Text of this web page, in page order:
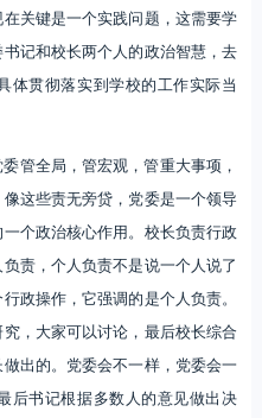
关键是一个实践问题，这需要学
记和校长两个人的政治智慧，去
体贯彻落实到学校的工作实际当
全局，管宏观，管重大事项，
这些责无旁贷，党委是一个领导
个政治核心作用。校长负责行政
责，个人负责不是说一个人说了
政操作，它强调的是个人负责。
，大家可以讨论，最后校长综合
出的。党委会不一样，党委会一
后书记根据多数人的意见做出决